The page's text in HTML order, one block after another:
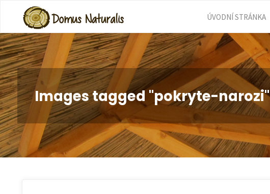
Skip
content
ÚVODNÍ STRÁNKA
Images tagged "pokryte-narozi"